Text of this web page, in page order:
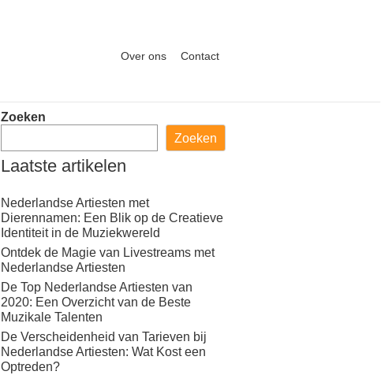
Over ons Contact
Zoeken
Zoeken
Laatste artikelen
Nederlandse Artiesten met
Dierennamen: Een Blik op de Creatieve
Identiteit in de Muziekwereld
Ontdek de Magie van Livestreams met
Nederlandse Artiesten
De Top Nederlandse Artiesten van
2020: Een Overzicht van de Beste
Muzikale Talenten
De Verscheidenheid van Tarieven bij
Nederlandse Artiesten: Wat Kost een
Optreden?